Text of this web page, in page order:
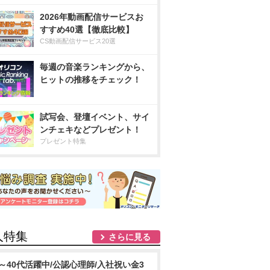
2026年動画配信サービスお
すすめ40選【徹底比較】
CS動画配信サービス20選
毎週の音楽ランキングから、
ヒットの推移をチェック！
試写会、登壇イベント、サイ
ンチェキなどプレゼント！
プレゼント特集
特集 さらに見る
40代活躍中/公認心理師/入社祝い金3